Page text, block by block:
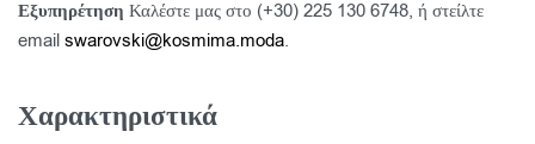
Εξυπηρέτηση Καλέστε μας στο (+30) 225 130 6748, ή στείλτε
email swarovski@kosmima.moda.
Χαρακτηριστικά